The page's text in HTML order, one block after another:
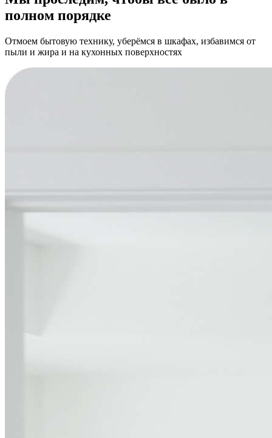
полном порядке
Отмоем бытовую технику, уберёмся в шкафах, избавимся от
пыли и жира и на кухонных поверхностях